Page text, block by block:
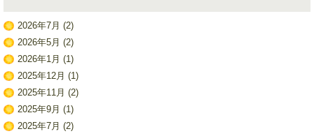
2026年7月 (2)
2026年5月 (2)
2026年1月 (1)
2025年12月 (1)
2025年11月 (2)
2025年9月 (1)
2025年7月 (2)